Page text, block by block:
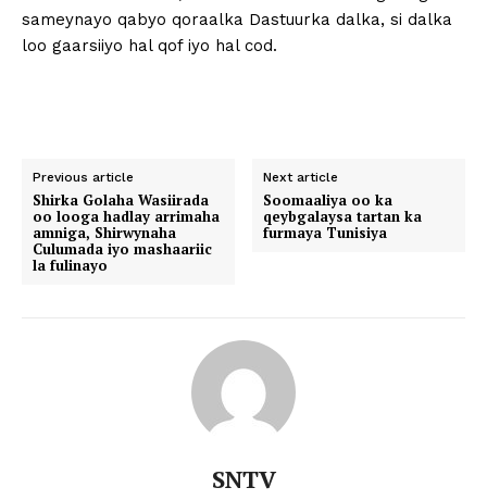
sameynayo qabyo qoraalka Dastuurka dalka, si dalka
loo gaarsiiyo hal qof iyo hal cod.
Previous article
Shirka Golaha Wasiirada
oo looga hadlay arrimaha
amniga, Shirwynaha
Culumada iyo mashaariic
la fulinayo
Next article
Soomaaliya oo ka
qeybgalaysa tartan ka
furmaya Tunisiya
SNTV